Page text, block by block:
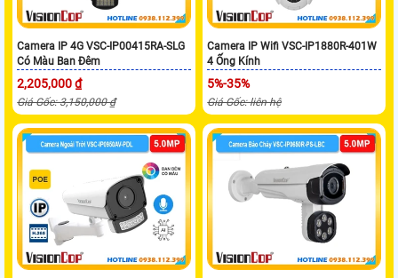
Camera IP 4G VSC-IP00415RA-SLG
Có Màu Ban Đêm
2,205,000 ₫
Giá Gốc: 3,150,000 ₫
Camera IP Wifi VSC-IP1880R-401W
4 Ống Kính
5%-35%
Giá Gốc: liên hệ